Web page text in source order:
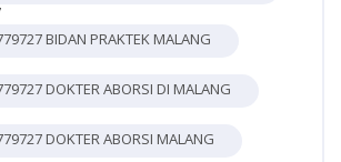
BIDAN PRAKTEK MALANG
DOKTER ABORSI DI MALANG
DOKTER ABORSI MALANG